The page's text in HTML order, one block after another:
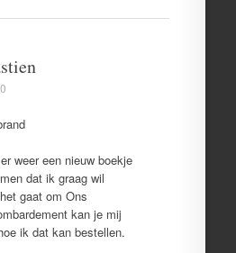
weer een nieuw boekje
dat ik graag wil
gaat om Ons
kan je mij
ik dat kan bestellen.